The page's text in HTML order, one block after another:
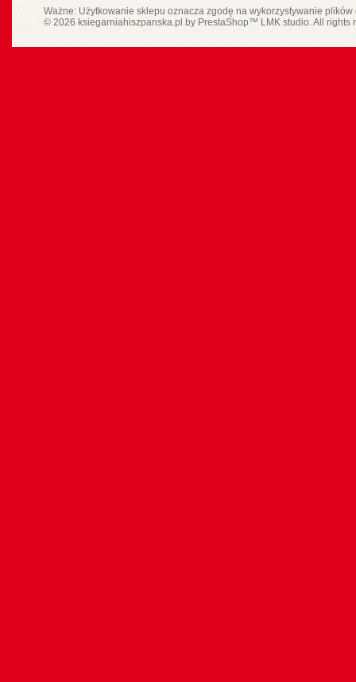
Ważne: Użytkowanie sklepu oznacza zgodę na wykorzystywanie
© 2026 ksiegarniahiszpanska.pl by PrestaShop™ LMK studio. All rights